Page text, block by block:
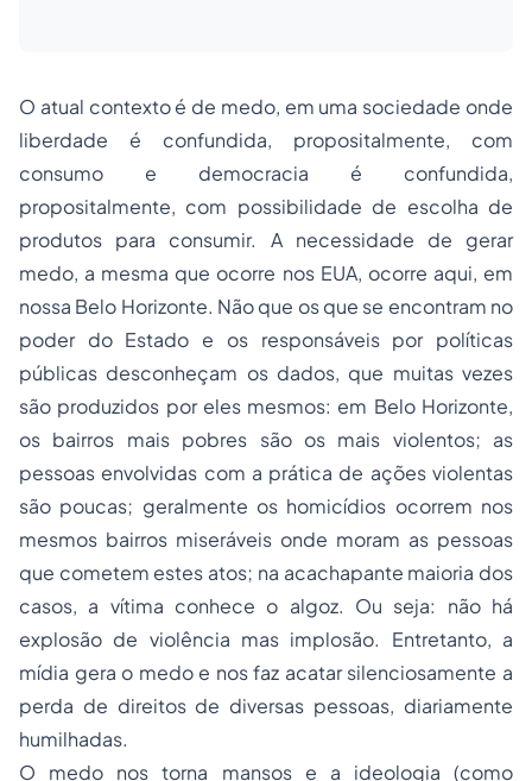
O atual contexto é de medo, em uma sociedade onde
liberdade é confundida, propositalmente, com
consumo e democracia é confundida,
propositalmente, com possibilidade de escolha de
produtos para consumir. A necessidade de gerar
medo, a mesma que ocorre nos EUA, ocorre aqui, em
nossa Belo Horizonte. Não que os que se encontram no
poder do Estado e os responsáveis por políticas
públicas desconheçam os dados, que muitas vezes
são produzidos por eles mesmos: em Belo Horizonte,
os bairros mais pobres são os mais violentos; as
pessoas envolvidas com a prática de ações violentas
são poucas; geralmente os homicídios ocorrem nos
mesmos bairros miseráveis onde moram as pessoas
que cometem estes atos; na acachapante maioria dos
casos, a vítima conhece o algoz. Ou seja: não há
explosão de violência mas implosão. Entretanto, a
mídia gera o medo e nos faz acatar silenciosamente a
perda de direitos de diversas pessoas, diariamente
humilhadas.
O medo nos torna mansos e a ideologia (como